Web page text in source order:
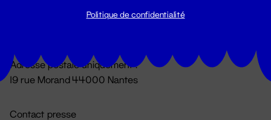
Du lundi au vendredi 14h → 18h
Adresse postale uniquement :
19 rue Morand 44000 Nantes
Contact presse
Politique de confidentialité